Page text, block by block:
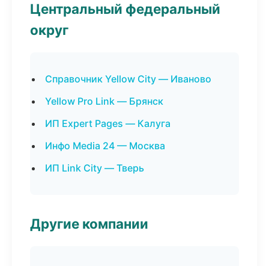
Центральный федеральный
округ
Справочник Yellow City — Иваново
Yellow Pro Link — Брянск
ИП Expert Pages — Калуга
Инфо Media 24 — Москва
ИП Link City — Тверь
Другие компании